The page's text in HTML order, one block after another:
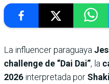
La influencer paraguaya
challenge de “Dai Dai”, la
2026 interpretada por